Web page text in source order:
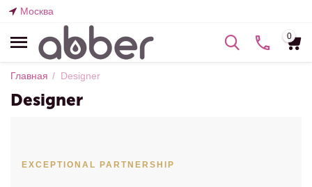
Москва
0
Главная / Designer
Designer
EXCEPTIONAL PARTNERSHIP